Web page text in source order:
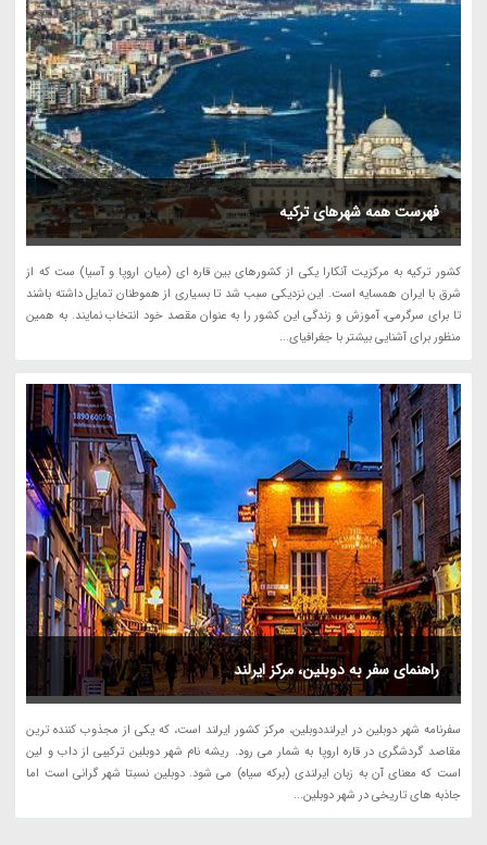
فهرست همه شهرهای ترکیه
کشور ترکیه به مرکزیت آنکارا یکی از کشورهای بین قاره ای (میان اروپا و آسیا) ست که از
شرق با ایران همسایه است. این نزدیکی سبب شد تا بسیاری از هموطنان تمایل داشته باشند
تا برای سرگرمی، آموزش و زندگی این کشور را به عنوان مقصد خود انتخاب نمایند. به همین
منظور برای آشنایی بیشتر با جغرافیای...
راهنمای سفر به دوبلین، مرکز ایرلند
سفرنامه شهر دوبلین در ایرلنددوبلین، مرکز کشور ایرلند است، که یکی از مجذوب کننده ترین
مقاصد گردشگری در قاره اروپا به شمار می رود. ریشه نام شهر دوبلین ترکیبی از داب و لین
است که معنای آن به زبان ایرلندی (برکه سیاه) می شود. دوبلین نسبتا شهر گرانی است اما
جاذبه های تاریخی در شهر دوبلین...